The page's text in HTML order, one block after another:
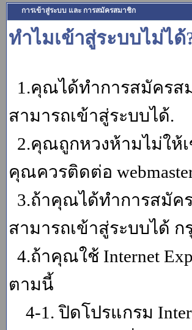
การเข้าสู่ระบบ และ การสมัครสมาชิก
ทำไมเข้าสู่ระบบไม่ได้
1.คุณได้ทำการสมัครส
สามารถเข้าสู่ระบบได้.
2.คุณถูกหวงห้ามไม่ให้
คุณควรติดต่อ
3.ถ้าคุณได้ทำการสมัค
สามารถเข้าสู่ระบบได้ ก
4.ถ้าคุณใช้ Internet
ตามนี้
4-1. ปิดโปรแกรม